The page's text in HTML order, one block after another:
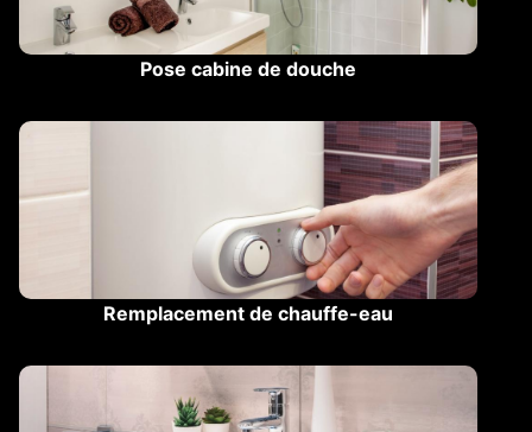
Pose cabine de douche
Remplacement de chauffe-eau